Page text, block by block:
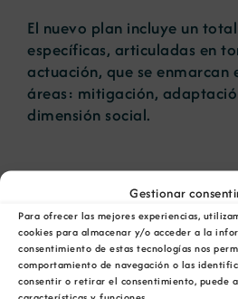
Gestionar
Para ofrecer las mejores experiencias,
cookies para almacenar y/o acceder a la
consentimiento de estas tecnologías nos
comportamiento de navegación o las
consentir o retirar el consentimiento, puede
El nuevo plan incluye un
específicas, articuladas en
actuación, que se enmarcan
áreas: mitigación,
dimensión social.
AÑADIR AL CALENDARIO